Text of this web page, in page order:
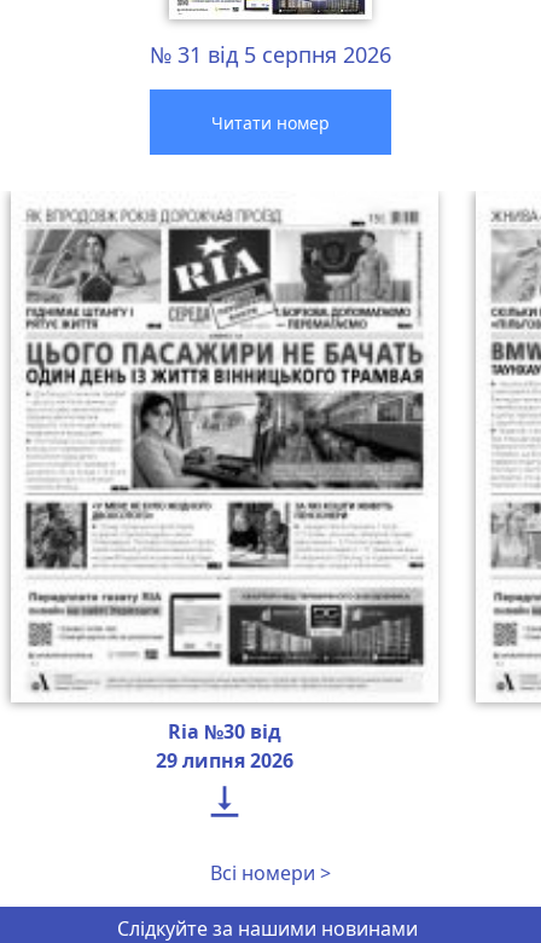
№ 31 від 5 серпня 2026
Читати номер
Ria №30 від
29 липня 2026

Всі номери >
Слідкуйте за нашими новинами